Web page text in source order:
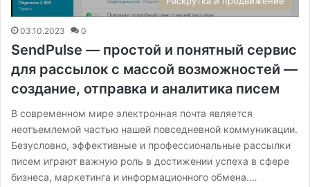
03.10.2023 0
SendPulse — простой и понятный сервис
для рассылок с массой возможностей —
создание, отправка и аналитика писем
В современном мире электронная почта является
неотъемлемой частью нашей повседневной коммуникации.
Безусловно, эффективные и профессиональные рассылки
писем играют важную роль в достижении успеха в сфере
бизнеса, маркетинга и информационного обмена.…